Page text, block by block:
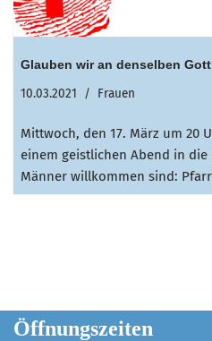
Glauben wir an denselben
10.03.2021 Frauen
Mittwoch, den 17. März um 20
einem geistlichen Abend in
Männer willkommen sind:
Öffnungszeiten